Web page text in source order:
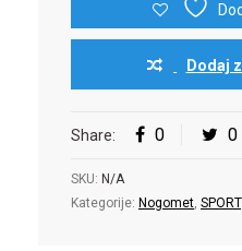
Dodaj
Share: 0 0
SKU: N/A
Kategorije: Nogomet, SPORT.